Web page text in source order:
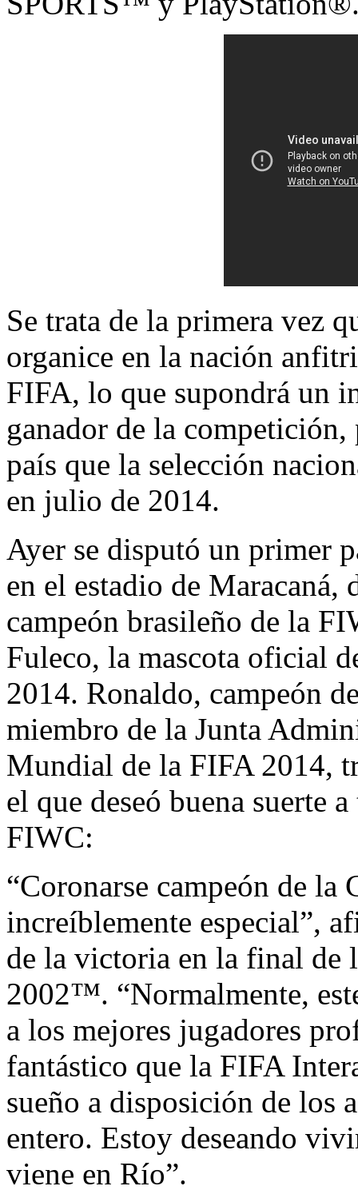
Se trata de la primera vez
organice en la nación
FIFA, lo que supondrá un
ganador de la competición,
país que la selección
en julio de 2014.
Ayer se disputó un primer
en el estadio de
campeón brasileño de la
Fuleco, la mascota oficial
2014. Ronaldo, campeón
miembro de la Junta
Mundial de la FIFA 2014,
el que deseó buena suerte
FIWC:
“Coronarse campeón de
increíblemente especial”,
de la victoria en la final de
2002™. “Normalmente,
a los mejores jugadores
fantástico que la FIFA
sueño a disposición de los
entero. Estoy deseando
viene en Río”.